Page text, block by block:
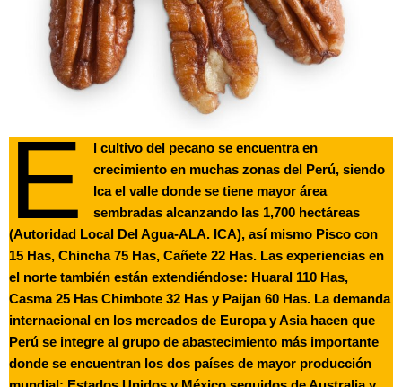
E
l cultivo del pecano se encuentra en
crecimiento en muchas zonas del Perú, siendo
Ica el valle donde se tiene mayor área
sembradas alcanzando las 1,700 hectáreas
(Autoridad Local Del Agua-ALA. ICA), así mismo Pisco con
15 Has, Chincha 75 Has, Cañete 22 Has. Las experiencias en
el norte también están extendiéndose: Huaral 110 Has,
Casma 25 Has Chimbote 32 Has y Paijan 60 Has. La demanda
internacional en los mercados de Europa y Asia hacen que
Perú se integre al grupo de abastecimiento más importante
donde se encuentran los dos países de mayor producción